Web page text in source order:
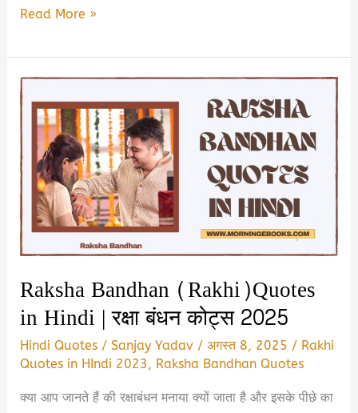
गांधी
2025:
अनमोल
विचार,
कोट्स
और
शुभकामनाएँ
Gandhi
Jayanti
in
Hindi
Read More »
Raksha Bandhan (Rakhi)Quotes
in Hindi | रक्षा बंधन कोट्स 2025
Hindi Quotes /Sanjay Yadav /अगस्त 8, 2025 / Rakhi
Quotes in HIndi 2023, Raksha Bandhan Quotes
क्या आप जानते हैं की रक्षाबंधन मनाया क्यों जाता है और इसके पीछे का